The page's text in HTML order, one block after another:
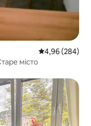
Середня
4,96 (284)
місто